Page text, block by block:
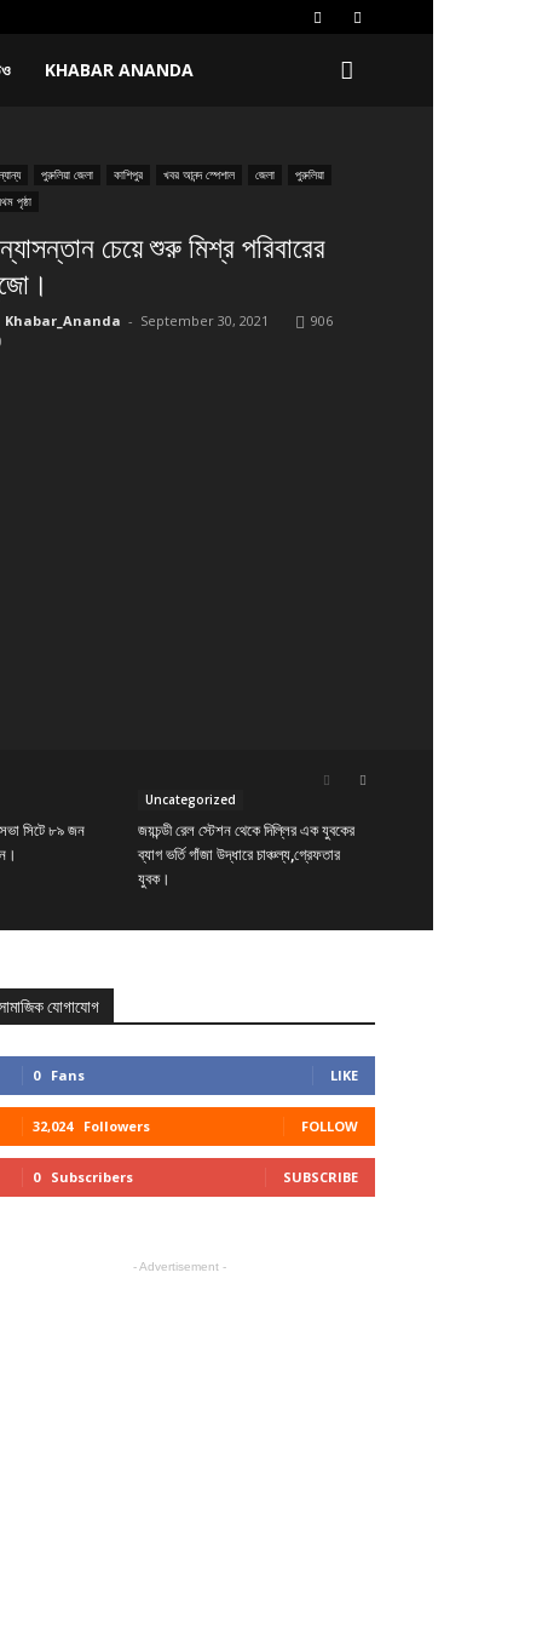
KHABAR ANANDA
পুরুলিয়া জেলা কাশিপুর খবর আনন্দ স্পেশাল জেলা
পুরুলিয়া
পৃষ্ঠা
চেয়ে শুরু মিশ্র পরিবারের
Khabar_Ananda - September 30, 2021
906
সিটে ৮৯ জন
Uncategorized
জয়চন্ডী রেল স্টেশন থেকে দিল্লির এক যুবকের
ব্যাগ ভর্তি গাঁজা উদ্ধারে চাঞ্চল্য,গ্রেফতার
যুবক।
যোগাযোগ
0 Fans LIKE
32,024 Followers FOLLOW
0 Subscribers SUBSCRIBE
- Advertisement -